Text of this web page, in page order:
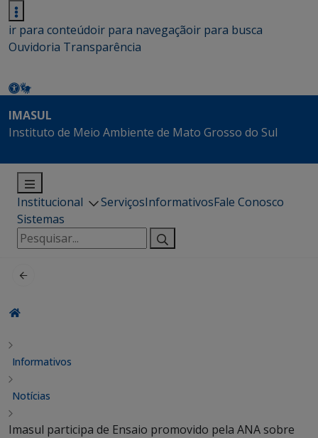
ir para conteúdoir para navegaçãoir para busca
Ouvidoria Transparência
IMASUL
Instituto de Meio Ambiente de Mato Grosso do Sul
Institucional ServiçosInformativosFale Conosco
Sistemas
Pesquisar
por:
Informativos
Notícias
Imasul participa de Ensaio promovido pela ANA sobre